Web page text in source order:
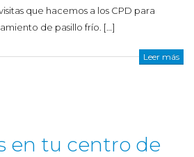
que hacemos a los CPD para
de pasillo frío. […]
Leer más
en tu centro de